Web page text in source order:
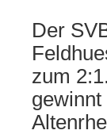
Der
zum